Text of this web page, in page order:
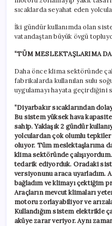
sıcaklarda seyahat eden
İki gündür kullanımda olan
vatandaştan büyük övgü
“TÜM MESLEKTAŞLARIMA
Daha önce klima sektöründe
fabrikalarda kullanılan sulu
uygulamayı hayata geçirdiğini
“Diyarbakır sıcaklarından
Bu sistem yüksek hava
sahip. Yaklaşık 2 gündür
yolculardan çok olumlu
oluyor. Tüm meslektaşlarıma
klima sektöründe
tedarik ediyorduk. Oradaki
versiyonunu araca uyarladım.
bağladım ve klimayı çektiğim
Araçların mevcut klimaları
motoru zorlayabiliyor ve
Kullandığım sistem elektrikle
aküye zarar veriyor. Aynı